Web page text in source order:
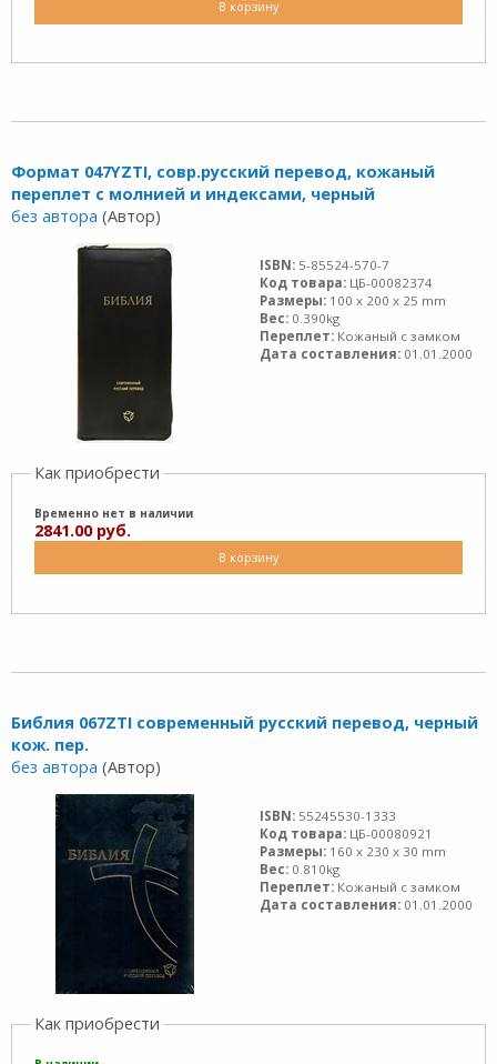
В корзину
Формат 047YZTI, совр.русский перевод, кожаный
переплет с молнией и индексами, черный
без автора (Автор)
ISBN: 5-85524-570-7
Код товара: ЦБ-00082374
Размеры: 100 x 200 x 25 mm
Вес: 0.390kg
Переплет: Кожаный с замком
Дата составления: 01.01.2000
Как приобрести
Временно нет в наличии
2841.00 руб.
В корзину
Библия 067ZTI современный русский перевод, черный
кож. пер.
без автора (Автор)
ISBN: 55245530-1333
Код товара: ЦБ-00080921
Размеры: 160 x 230 x 30 mm
Вес: 0.810kg
Переплет: Кожаный с замком
Дата составления: 01.01.2000
Как приобрести